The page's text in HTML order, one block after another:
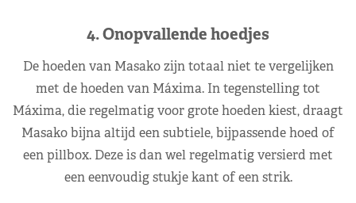
4. Onopvallende hoedjes
De hoeden van Masako zijn totaal niet te vergelijken
met de hoeden van Máxima. In tegenstelling tot
Máxima, die regelmatig voor grote hoeden kiest, draagt
Masako bijna altijd een subtiele, bijpassende hoed of
een pillbox. Deze is dan wel regelmatig versierd met
een eenvoudig stukje kant of een strik.